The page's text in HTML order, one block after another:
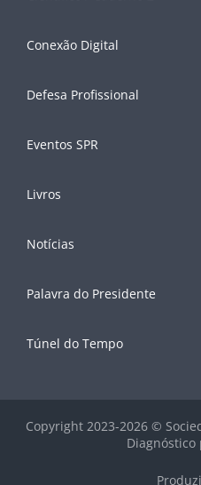
Conexão Digital
Defesa Profissional
Eventos SPR
Livros
Notícias
Palavra do Presidente
Túnel do Tempo
Copyright 2023-2026 ©
Diagnóstico